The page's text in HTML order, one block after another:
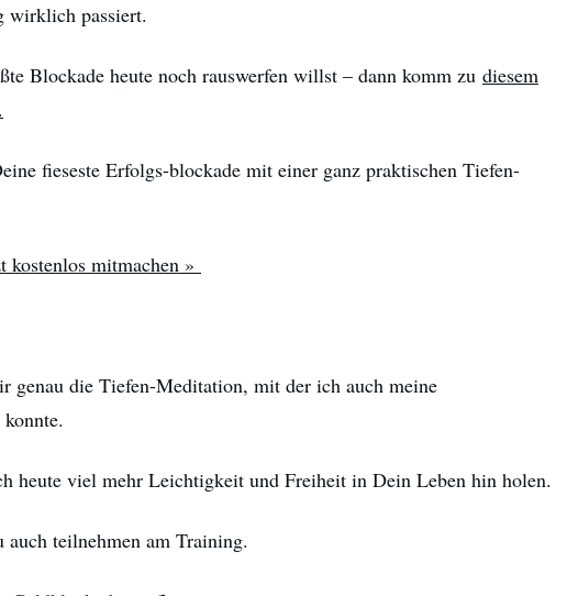
wirklich passiert.
Blockade heute noch rauswerfen willst – dann komm zu diesem
fieseste Erfolgs-blockade mit einer ganz praktischen Tiefen-
mitmachen »
genau die Tiefen-Meditation, mit der ich auch meine
heute viel mehr Leichtigkeit und Freiheit in Dein Leben hin holen.
teilnehmen am Training.